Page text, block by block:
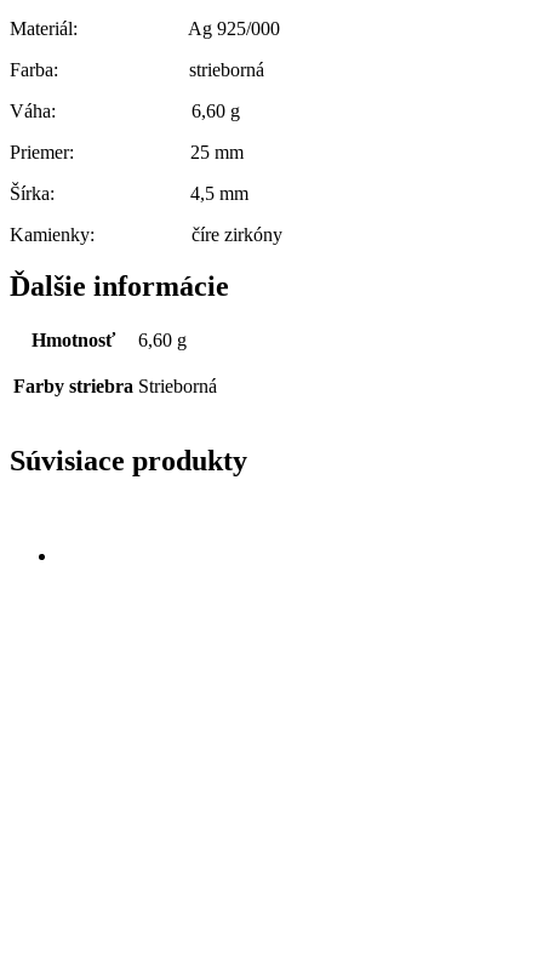
Materiál: Ag 925/000
Farba: strieborná
Váha: 6,60 g
Priemer: 25 mm
Šírka: 4,5 mm
Kamienky: číre zirkóny
Ďalšie informácie
Hmotnosť 6,60 g
Farby striebra Strieborná
Súvisiace produkty